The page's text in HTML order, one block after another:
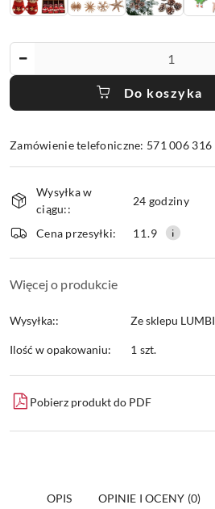
Do koszyka
Zamówienie telefoniczne: 571 006 316
i
dostawa
Wysyłka w
ciągu::
24 godziny
Cena przesyłki: 11.9
Więcej o produkcie
Wysyłka:: Ze sklepu LUMBI
Ilość w opakowaniu: 1 szt.
Pobierz produkt do PDF
OPIS OPINIE I OCENY (0)